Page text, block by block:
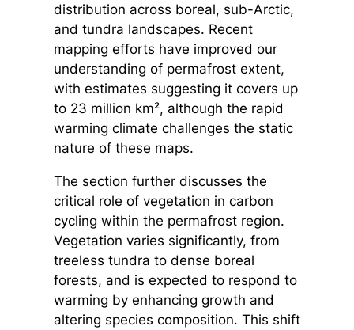
distribution across boreal, sub-Arctic,
and tundra landscapes. Recent
mapping efforts have improved our
understanding of permafrost extent,
with estimates suggesting it covers up
to 23 million km², although the rapid
warming climate challenges the static
nature of these maps.
The section further discusses the
critical role of vegetation in carbon
cycling within the permafrost region.
Vegetation varies significantly, from
treeless tundra to dense boreal
forests, and is expected to respond to
warming by enhancing growth and
altering species composition. This shift